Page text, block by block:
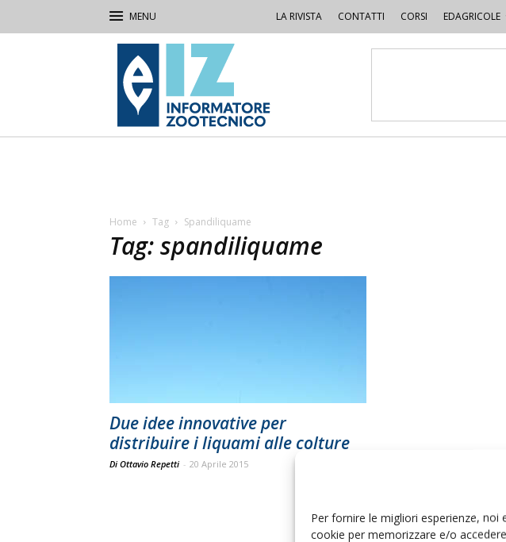
Per fornire le migliori esperienze,
cookie per memorizzare e/o
LA RIVISTA CONTATTI CORSI EDAGRICOLE
IZ
Informatore
Zootecnico
Home Tag Spandiliquame
Tag: spandiliquame
Due idee innovative per
distribuire i liquami alle colture
Di Ottavio Repetti - 20 Aprile 2015